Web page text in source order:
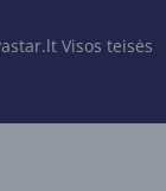
Visos teisės